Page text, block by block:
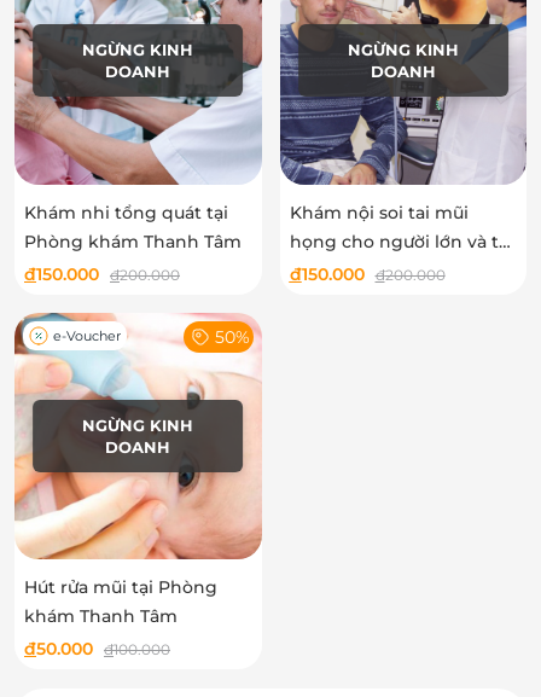
NGỪNG KINH
DOANH
Khám nhi tổng quát tại
Phòng khám Thanh Tâm
đ150.000 đ200.000
NGỪNG KINH
DOANH
Khám nội soi tai mũi
họng cho người lớn và trẻ
em tại Phòng khám
đ150.000 đ200.000
NGỪNG KINH
DOANH
e-Voucher 50%
Hút rửa mũi tại Phòng
khám Thanh Tâm
đ50.000 đ100.000